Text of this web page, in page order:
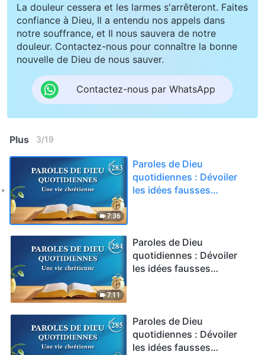
La douleur cessera et les larmes s'arrêteront. Faites
confiance à Dieu, Il a entendu nos appels dans
notre souffrance, et Il nous sauvera de notre
douleur. Contactez-nous pour connaître la bonne
nouvelle de Dieu de nous sauver.
Contactez-nous par WhatsApp
Plus 3/19
7:36
Paroles de Dieu
quotidiennes : Dévoiler
les idées fausses
7:11
Paroles de Dieu
quotidiennes : Dévoiler
les idées fausses
Paroles de Dieu
quotidiennes : Dévoiler
les idées fausses